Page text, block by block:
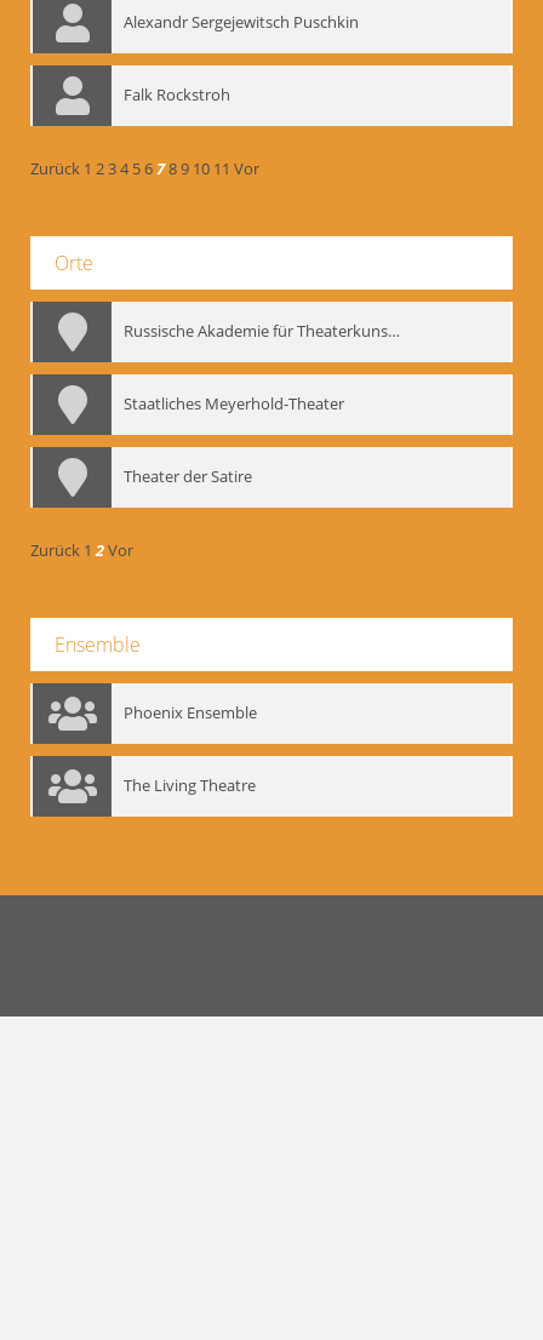
Alexandr Sergejewitsch Puschkin
Falk Rockstroh
Zurück 1 234 56789 10 11 Vor
Orte
Russische Akademie für Theaterkunst – GITIS
Staatliches Meyerhold-Theater
Theater der Satire
Zurück 1 2Vor
Ensemble
Phoenix Ensemble
The Living Theatre